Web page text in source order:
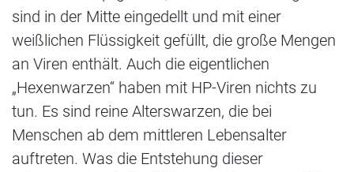
sind in der Mitte eingedellt und mit einer
weißlichen Flüssigkeit gefüllt, die große Mengen
an Viren enthält. Auch die eigentlichen
„Hexenwarzen“ haben mit HP-Viren nichts zu
tun. Es sind reine Alterswarzen, die bei
Menschen ab dem mittleren Lebensalter
auftreten. Was die Entstehung dieser